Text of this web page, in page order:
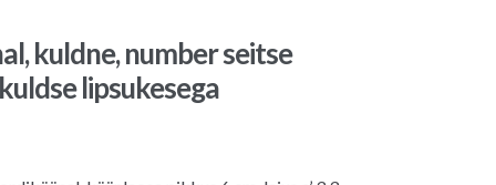
kuldne, number seitse
lipsukesega